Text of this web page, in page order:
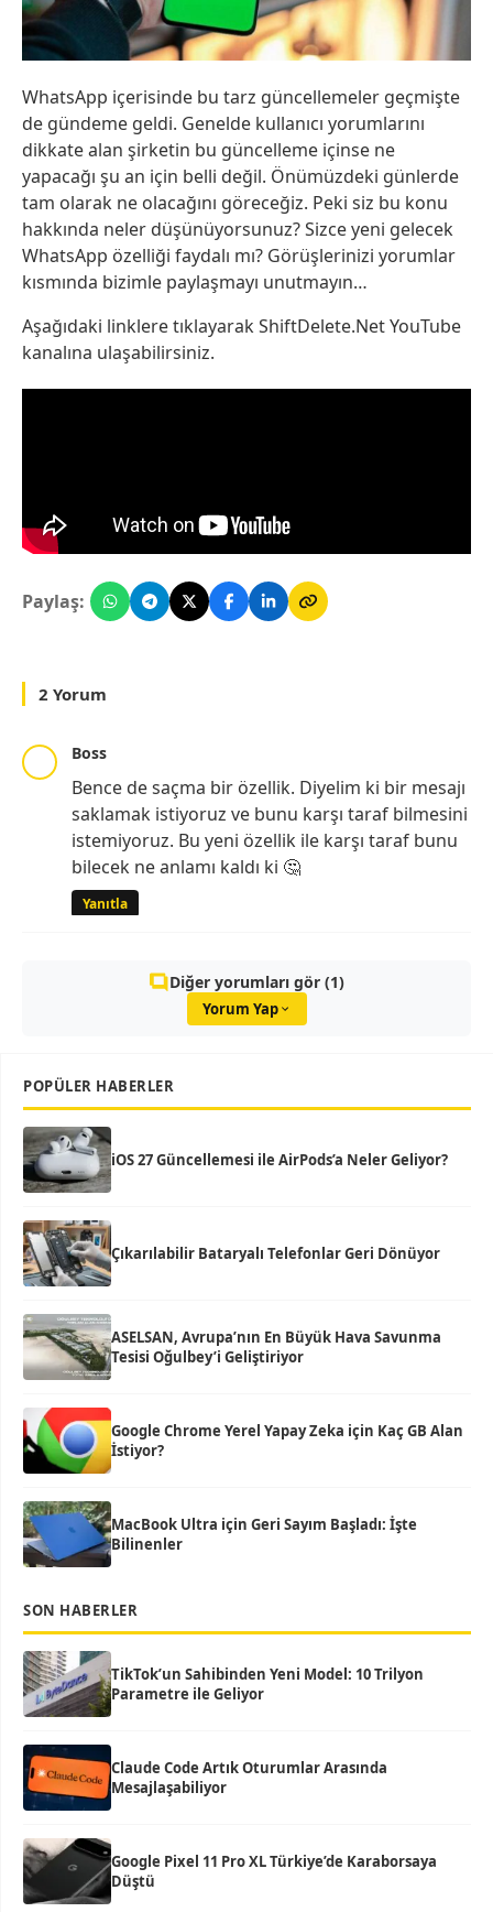
WhatsApp içerisinde bu tarz güncellemeler geçmişte
de gündeme geldi. Genelde kullanıcı yorumlarını
dikkate alan şirketin bu güncelleme içinse ne
yapacağı şu an için belli değil. Önümüzdeki günlerde
tam olarak ne olacağını göreceğiz. Peki siz bu konu
hakkında neler düşünüyorsunuz? Sizce yeni gelecek
WhatsApp özelliği faydalı mı? Görüşlerinizi yorumlar
kısmında bizimle paylaşmayı unutmayın…
Aşağıdaki linklere tıklayarak ShiftDelete.Net YouTube
kanalına ulaşabilirsiniz.
Paylaş:
2 Yorum
Boss
Bence de saçma bir özellik. Diyelim ki bir mesajı
saklamak istiyoruz ve bunu karşı taraf bilmesini
istemiyoruz. Bu yeni özellik ile karşı taraf bunu
bilecek ne anlamı kaldı ki 🤔
Yanıtla
Diğer yorumları gör (1)
Yorum Yap
POPÜLER HABERLER
iOS 27 Güncellemesi ile AirPods’a Neler Geliyor?
Çıkarılabilir Bataryalı Telefonlar Geri Dönüyor
ASELSAN, Avrupa’nın En Büyük Hava Savunma
Tesisi Oğulbey’i Geliştiriyor
Google Chrome Yerel Yapay Zeka için Kaç GB Alan
İstiyor?
MacBook Ultra için Geri Sayım Başladı: İşte
Bilinenler
SON HABERLER
TikTok’un Sahibinden Yeni Model: 10 Trilyon
Parametre ile Geliyor
Claude Code Artık Oturumlar Arasında
Mesajlaşabiliyor
Google Pixel 11 Pro XL Türkiye’de Karaborsaya
Düştü